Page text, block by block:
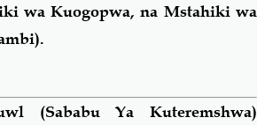
wa Kuogopwa, na Mstahiki wa
(Sababu Ya Kuteremshwa)